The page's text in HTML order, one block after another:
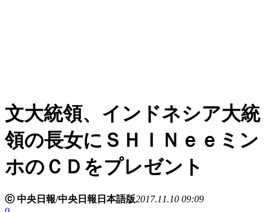
文大統領、インドネシア大統
領の長女にＳＨＩＮｅｅミン
ホのＣＤをプレゼント
ⓒ 中央日報/中央日報日本語版2017.11.10 09:09